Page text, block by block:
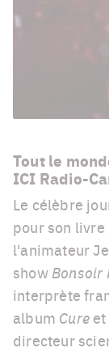
Tout le
ICI Radio-
Le célèbre
pour son livre
l'animateur
show Bonsoir
interprète
album Cure
directeur